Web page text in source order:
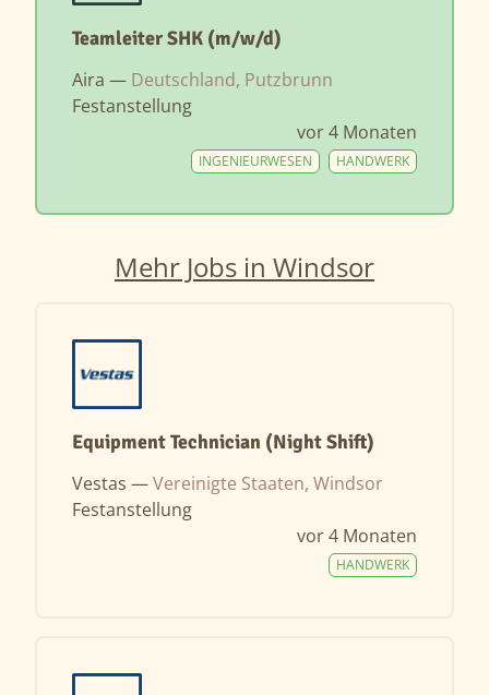
Teamleiter SHK (m/w/d)
Aira — Deutschland, Putzbrunn
Festanstellung
vor 4 Monaten
HANDWERK
INGENIEURWESEN
Mehr Jobs in Windsor
Equipment Technician (Night Shift)
Vestas —Vereinigte Staaten, Windsor
Festanstellung
vor 4 Monaten
HANDWERK